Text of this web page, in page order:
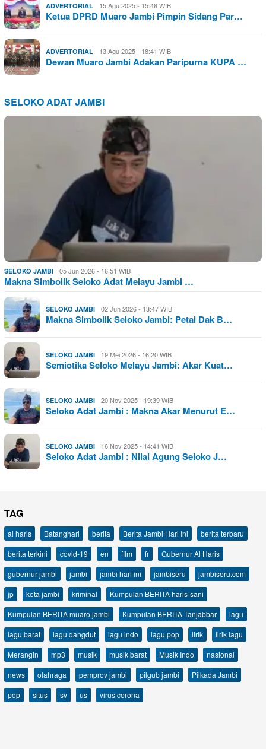
ADVERTORIAL 15 Agu 2025 - 15:46 WIB
Ketua DPRD Muaro Jambi Pimpin Sidang Par…
ADVERTORIAL 13 Agu 2025 - 18:41 WIB
Dewan Muaro Jambi Adakan Paripurna KUPA …
SELOKO ADAT JAMBI
SELOKO JAMBI 05 Jun 2026 - 16:51 WIB
Makna Simbolik Seloko Adat Melayu Jambi …
SELOKO JAMBI 02 Jun 2026 - 13:47 WIB
Makna Simbolik Seloko Jambi: Petai Dak B…
SELOKO JAMBI 19 Mei 2026 - 16:20 WIB
Semiotika Seloko Melayu Jambi: Akar Kuat…
SELOKO JAMBI 20 Nov 2025 - 19:39 WIB
Seloko Adat Jambi : Makna Akar Menurut E…
SELOKO JAMBI 16 Nov 2025 - 14:41 WIB
Seloko Adat Jambi : Nilai Agung Seloko J…
TAG
al haris Batanghari berita Berita Jambi Hari Ini
berita terbaru
berita terkini
covid-19 en film fr
Gubernur Al Haris
gubernur jambi
jambi jambi hari ini jambiseru
jambiseru.com
jp
kota jambi kriminal
Kumpulan BERITA haris-sani
Kumpulan BERITA muaro jambi
Kumpulan BERITA Tanjabbar
lagu
lagu barat
lagu dangdut lagu indo lagu pop lirik
lirik lagu
Merangin
mp3 musik musik barat Musik Indo
nasional
news
olahraga pemprov jambi pilgub jambi
Pilkada Jambi
pop
situs sv us virus corona